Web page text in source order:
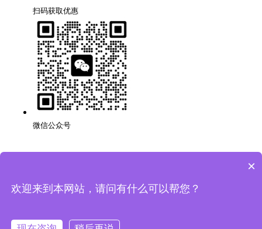
扫码获取优惠
微信公众号
版权所有：深圳市万创科技有限公司粤ICP备14001694号
×
欢迎来到本网站，请问有什么可以帮您？